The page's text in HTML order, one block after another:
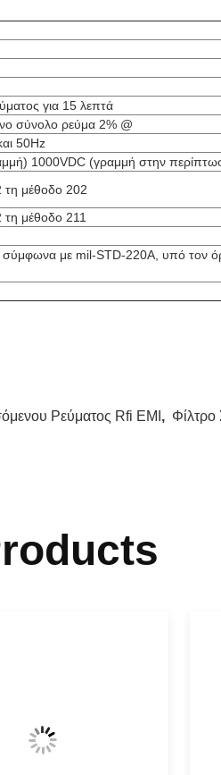
για 15 λεπτά
σύνολο ρεύμα 2% @
50Hz
1000VDC (γραμμή στην
μέθοδο 202
μέθοδο 211
με mil-STD-220A, υπό τον
απαραίτητο, ειδικά, στην πλευρά
Ρεύματος Rfi EMI , Φίλτρο